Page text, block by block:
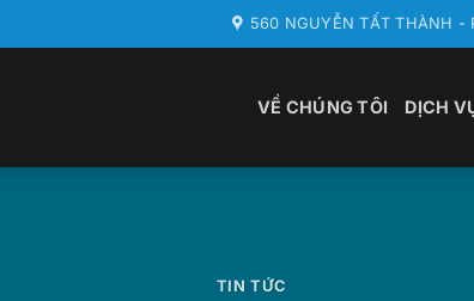
560 NGUYỄN TẤT THÀNH -
VỀ CHÚNG TÔI DỊCH
TIN TỨC